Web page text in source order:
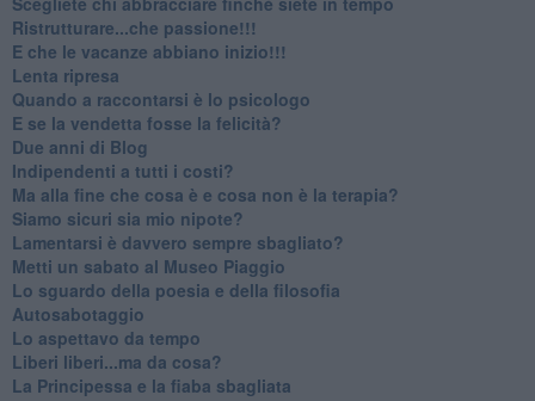
​Ristrutturare...che passione!!!
​E che le vacanze abbiano inizio!!!
​Lenta ripresa
​Quando a raccontarsi è lo psicologo
​E se la vendetta fosse la felicità?
​Due anni di Blog
​Indipendenti a tutti i costi?
​Ma alla fine che cosa è e cosa non è la terapia?
​Siamo sicuri sia mio nipote?
​Lamentarsi è davvero sempre sbagliato?
​Metti un sabato al Museo Piaggio
​Lo sguardo della poesia e della filosofia
Autosabotaggio
​Lo aspettavo da tempo
​Liberi liberi...ma da cosa?
​La Principessa e la fiaba sbagliata